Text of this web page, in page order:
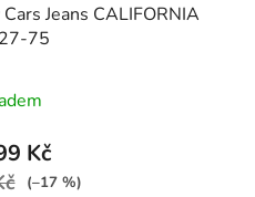
Jeans CALIFORNIA
75
Kč
(–17 %)